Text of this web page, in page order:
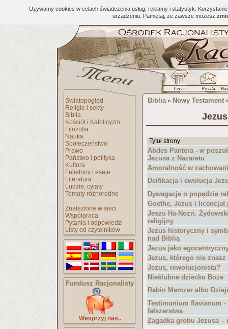
Używamy cookies w celach świadczenia usług, reklamy i statystyk.
urządzeniu. Pamiętaj, że zawsze możesz
Światopogląd
Religie i sekty
Biblia
Kościół i Katolicyzm
Filozofia
Nauka
Społeczeństwo
Prawo
Państwo i polityka
Kultura
Felietony i eseje
Literatura
Ludzie, cytaty
Tematy różnorodne
Znalezione w sieci
Współpraca
Pytania i odpowiedzi
Listy od czytelników
Fundusz Racjonalisty
Wesprzyj nas..
Biblia» Nowy Testament
Tytuł strony
Abdes Pantera - w
Jezusa z Nazaretu
Amoralność w
Deifikacja i ewolucja
Dywagacje o popędzie
Goethe, Jezus i licencjat
Jeszu Ha-Nozri.
religijny
Jezus historyczny i
nad Biblią
Jezus jako
Jezus, którego nie znasz
Jezus, rewolucjonista?
Nieślubne dziecko Boże
Rabin Mamzer albo
Testimonium flavianum
fałszerstwa
Zagadka grobu Jezusa